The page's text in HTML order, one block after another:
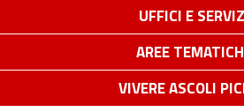
UFFICI E
AREE
VIVERE ASCOLI